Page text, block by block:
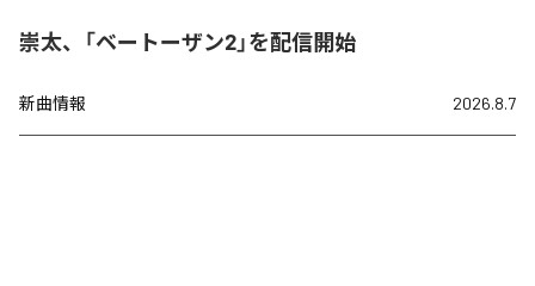
崇太、「ベートーザン2」を配信開始
新曲情報 2026.8.7